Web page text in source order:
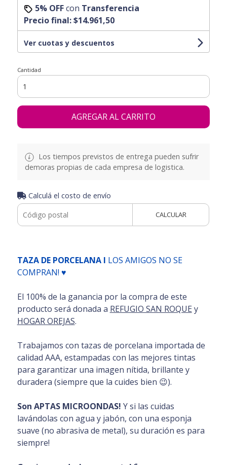
5% OFFcon Transferencia
Precio final:$14.961,50
Ver cuotas y descuentos
Cantidad
AGREGAR AL CARRITO
Los tiempos previstos de entrega pueden sufrir
demoras propias de cada empresa de logistica.
Calculá el costo de envío
CALCULAR
TAZA DE PORCELANA I LOS AMIGOS NO SE
COMPRAN! ♥
El 100% de la ganancia por la compra de este
producto será donada a REFUGIO SAN ROQUE y
HOGAR OREJAS.
Trabajamos con tazas de porcelana importada de
calidad AAA, estampadas con las mejores tintas
para garantizar una imagen nítida, brillante y
duradera (siempre que la cuides bien 😉).
Son APTAS MICROONDAS! Y si las cuidas
lavándolas con agua y jabón, con una esponja
suave (no abrasiva de metal), su duración es para
siempre!